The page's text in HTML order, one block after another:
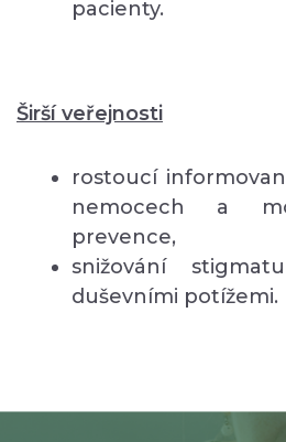
pacienty.
Širší veřejnosti
rostoucí
nemocech a
prevence,
snižování
duševními potížemi.